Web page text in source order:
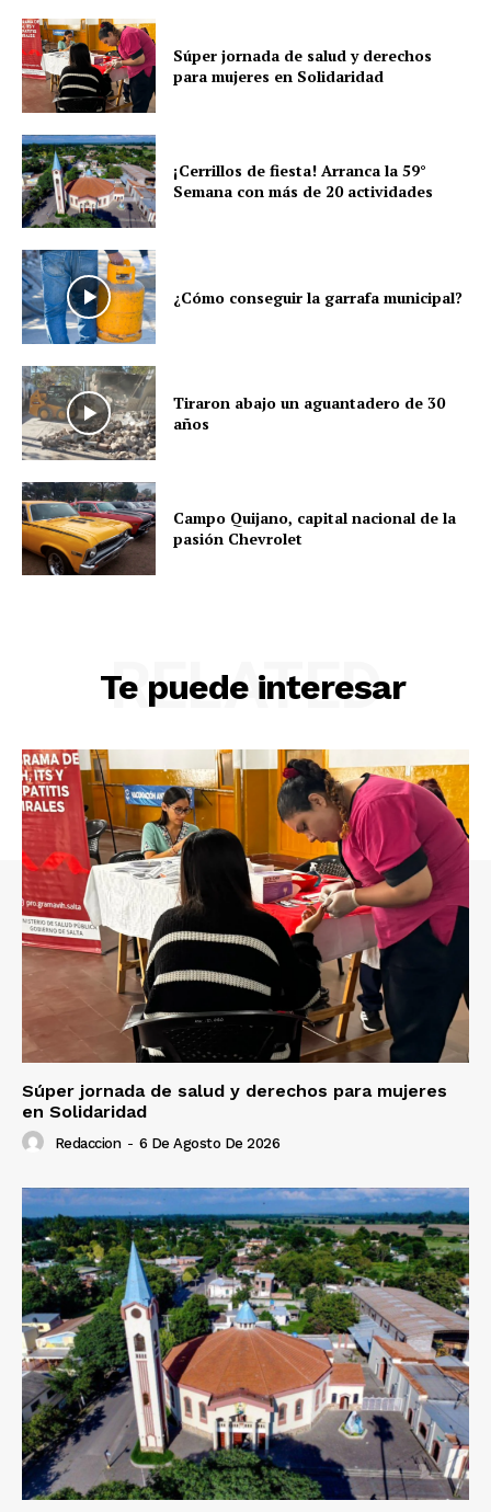
Súper jornada de salud y derechos
para mujeres en Solidaridad
¡Cerrillos de fiesta! Arranca la 59°
Semana con más de 20 actividades
¿Cómo conseguir la garrafa municipal?
Tiraron abajo un aguantadero de 30
años
Campo Quijano, capital nacional de la
pasión Chevrolet
Te puede interesar
RELATED
Súper jornada de salud y derechos para mujeres
en Solidaridad
Redaccion - 6 De Agosto De 2026